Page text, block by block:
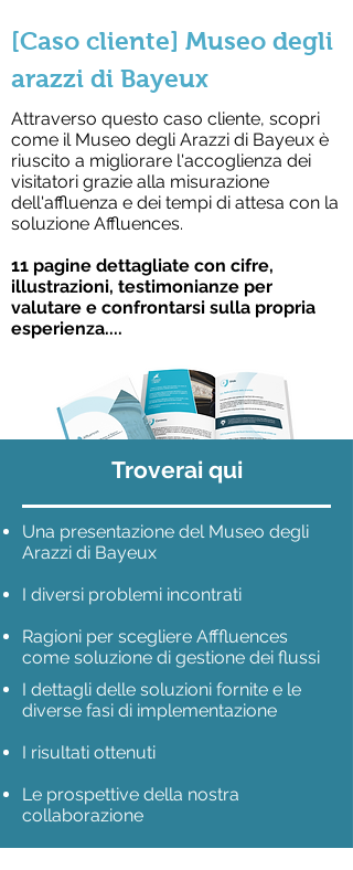
[Caso cliente] Museo degli
arazzi di Bayeux
Attraverso questo caso cliente, scopri
come il Museo degli Arazzi di Bayeux è
riuscito a migliorare l'accoglienza dei
visitatori grazie alla misurazione
dell'affluenza e dei tempi di attesa con la
soluzione Affluences.
11 pagine dettagliate con cifre,
illustrazioni, testimonianze per
valutare e confrontarsi sulla propria
esperienza....
Troverai qui
Una presentazione del Museo degli
Arazzi di Bayeux
I diversi problemi incontrati
Ragioni per scegliere Afffluences
come soluzione di gestione dei flussi
I dettagli delle soluzioni fornite e le
diverse fasi di implementazione
I risultati ottenuti
Le prospettive della nostra
collaborazione